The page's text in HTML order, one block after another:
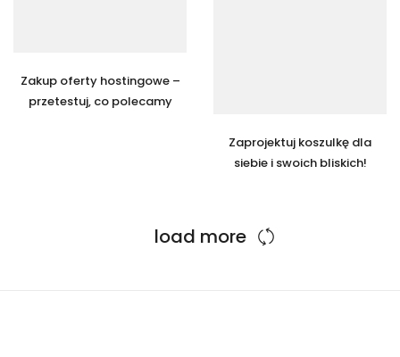
Zakup oferty hostingowe –
przetestuj, co polecamy
Zaprojektuj koszulkę dla
siebie i swoich bliskich!
load more